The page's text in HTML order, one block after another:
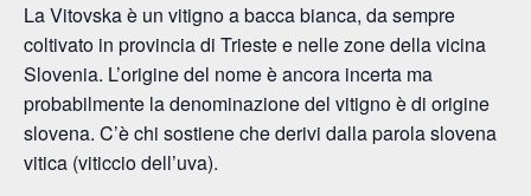
La Vitovska è un vitigno a bacca bianca, da sempre
coltivato in provincia di Trieste e nelle zone della vicina
Slovenia. L’origine del nome è ancora incerta ma
probabilmente la denominazione del vitigno è di origine
slovena. C’è chi sostiene che derivi dalla parola slovena
vitica (viticcio dell’uva).